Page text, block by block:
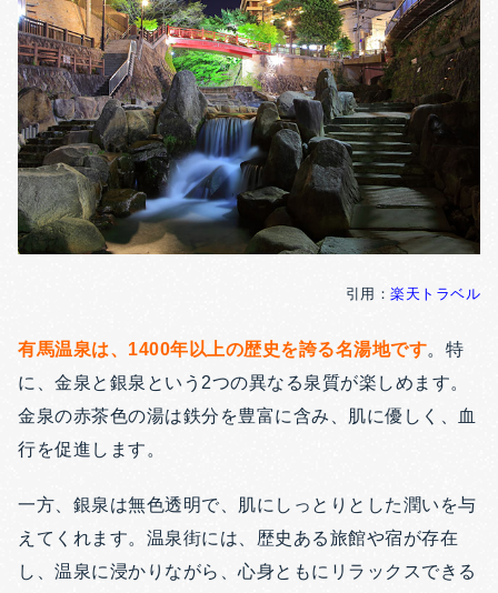
引用： 楽天トラベル
有馬温泉は、1400年以上の歴史を誇る名湯地です。 特
に、金泉と銀泉という2つの異なる泉質が楽しめます。
金泉の赤茶色の湯は鉄分を豊富に含み、肌に優しく、血
行を促進します。
一方、銀泉は無色透明で、肌にしっとりとした潤いを与
えてくれます。温泉街には、歴史ある旅館や宿が存在
し、温泉に浸かりながら、心身ともにリラックスできる